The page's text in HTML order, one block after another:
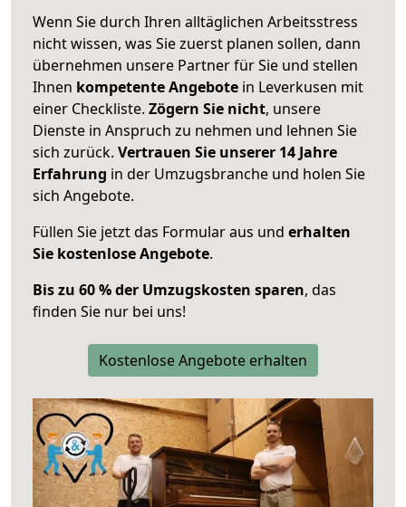
Wenn Sie durch Ihren alltäglichen Arbeitsstress
nicht wissen, was Sie zuerst planen sollen, dann
übernehmen unsere Partner für Sie und stellen
Ihnen kompetente Angebote in Leverkusen mit
einer Checkliste. Zögern Sie nicht, unsere
Dienste in Anspruch zu nehmen und lehnen Sie
sich zurück. Vertrauen Sie unserer 14 Jahre
Erfahrung in der Umzugsbranche und holen Sie
sich Angebote.
Füllen Sie jetzt das Formular aus und erhalten
Sie kostenlose Angebote.
Bis zu 60 % der Umzugskosten sparen, das
finden Sie nur bei uns!
Kostenlose Angebote erhalten